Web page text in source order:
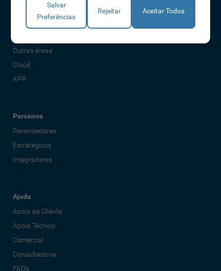
Parques Auto
Rondas e Serviços
Outras áreas
Cloud
APP
Parceiros
Revendedores
Estratégicos
Integradores
Ajuda
Apoio ao Cliente
Apoio Técnico
Comercial
Consultadoria
FAQ's
Salvar
Preferências
Rejeitar Aceitar Todos